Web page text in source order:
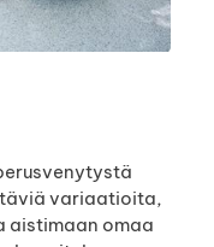
variaatioita,
aistimaan omaa